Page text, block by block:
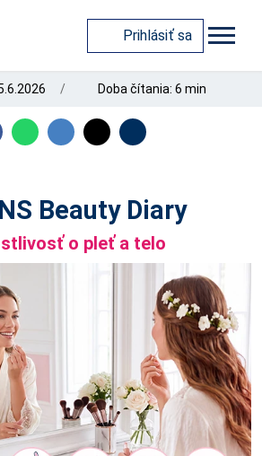
Prihlásiť sa
Doba čítania: 6 min
Beauty Diary
o pleť a telo